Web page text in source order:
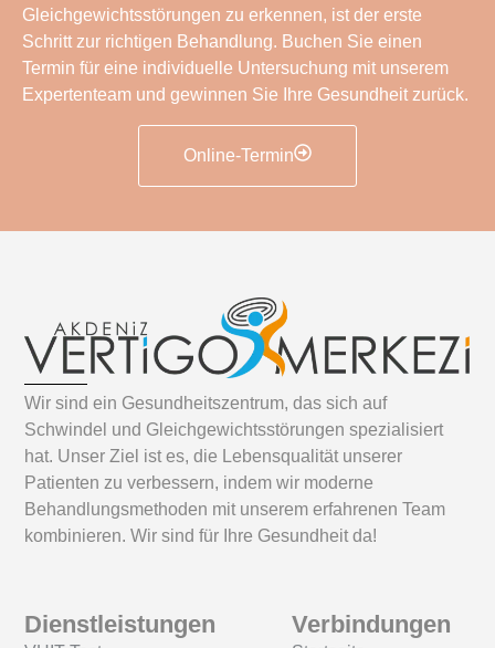
Gleichgewichtsstörungen zu erkennen, ist der erste
Schritt zur richtigen Behandlung. Buchen Sie einen
Termin für eine individuelle Untersuchung mit unserem
Expertenteam und gewinnen Sie Ihre Gesundheit zurück.
Online-Termin
Wir sind ein Gesundheitszentrum, das sich auf
Schwindel und Gleichgewichtsstörungen spezialisiert
hat. Unser Ziel ist es, die Lebensqualität unserer
Patienten zu verbessern, indem wir moderne
Behandlungsmethoden mit unserem erfahrenen Team
kombinieren. Wir sind für Ihre Gesundheit da!
Dienstleistungen Verbindungen